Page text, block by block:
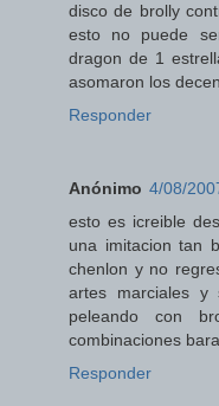
disco de brolly
esto no puede
dragon de 1
asomaron los
Responder
Anónimo 4/08/
esto es icreible
una imitacion tan
chenlon y no
artes marciales y
peleando con
combinaciones
Responder